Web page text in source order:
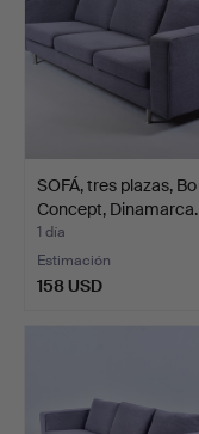
SOFÁ, tres plazas, Bo
Concept, Dinamarca.
1 día
Estimación
158 USD